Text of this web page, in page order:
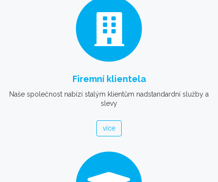
Firemní klientela
Naše společnost nabízí stalým klientům nadstandardní služby a
slevy
více